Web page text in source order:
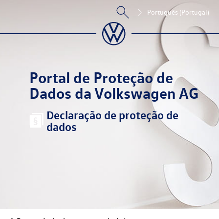
Português (Portugal)
Portal de Proteção de
Dados da Volkswagen AG
Declaração de proteção de
dados